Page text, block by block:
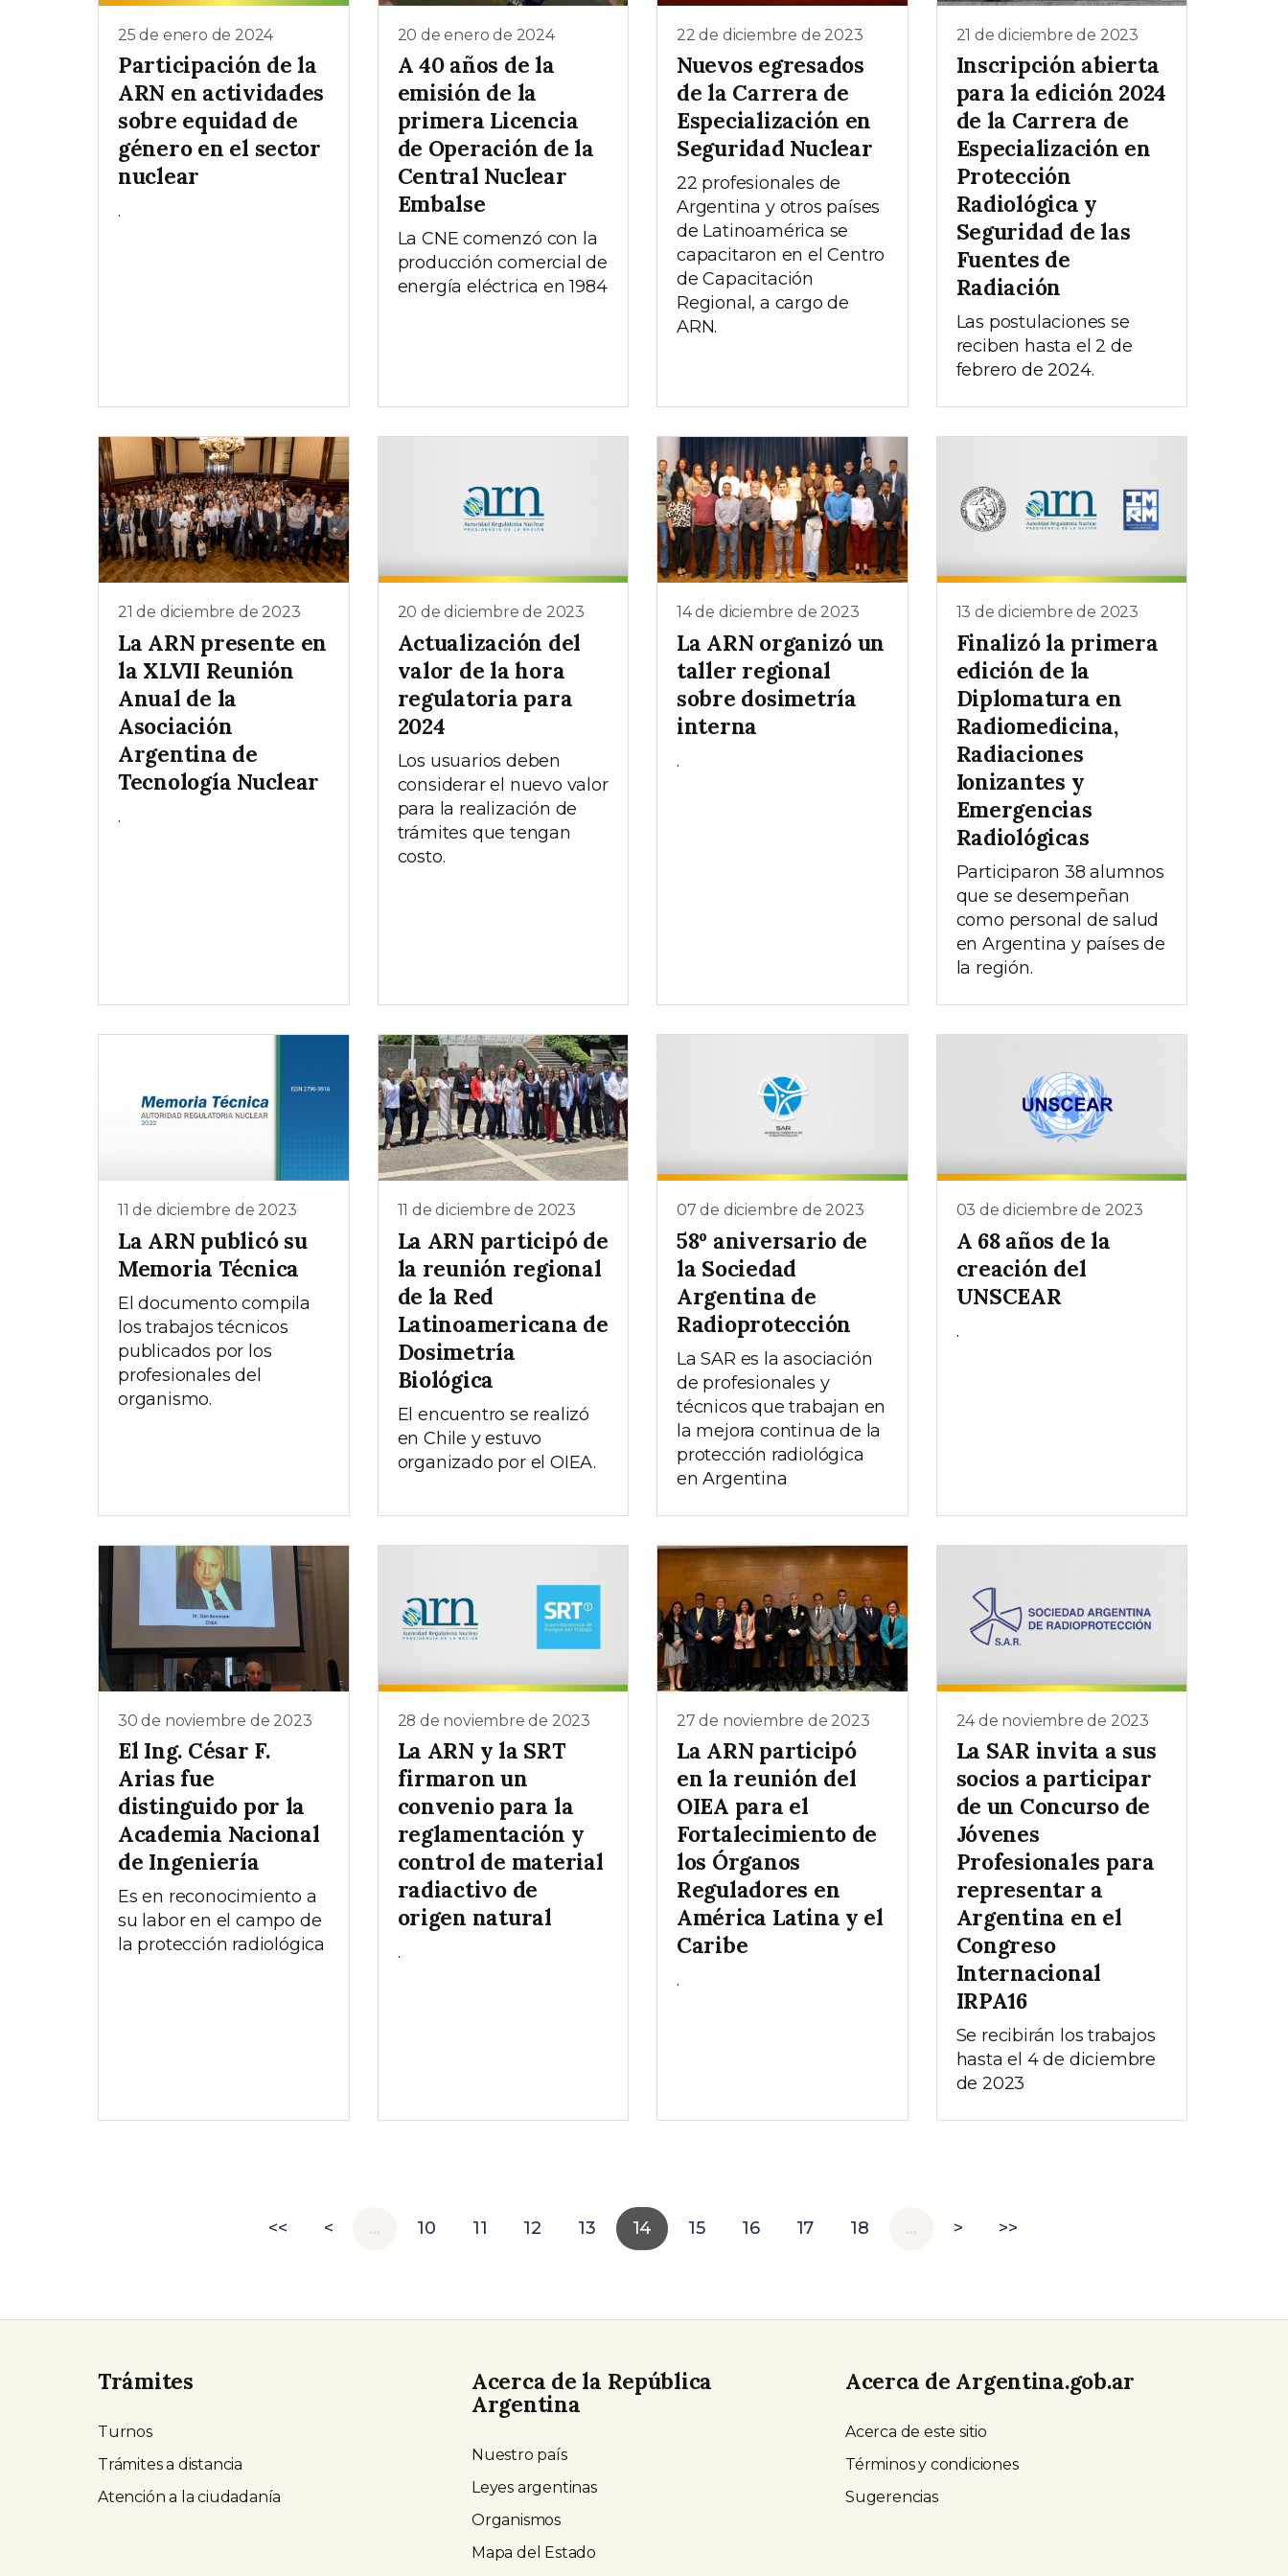
25 de enero de 2024
Participación de la
ARN en actividades
sobre equidad de
género en el sector
nuclear
.
20 de enero de 2024
A 40 años de la
emisión de la
primera Licencia
de Operación de la
Central Nuclear
Embalse
La CNE comenzó con la
producción comercial de
energía eléctrica en 1984
22 de diciembre de 2023
Nuevos egresados
de la Carrera de
Especialización en
Seguridad Nuclear
22 profesionales de
Argentina y otros países
de Latinoamérica se
capacitaron en el Centro
de Capacitación
Regional, a cargo de
ARN.
21 de diciembre de 2023
Inscripción abierta
para la edición 2024
de la Carrera de
Especialización en
Protección
Radiológica y
Seguridad de las
Fuentes de
Radiación
Las postulaciones se
reciben hasta el 2 de
febrero de 2024.
21 de diciembre de 2023
La ARN presente en
la XLVII Reunión
Anual de la
Asociación
Argentina de
Tecnología Nuclear
.
20 de diciembre de 2023
Actualización del
valor de la hora
regulatoria para
2024
Los usuarios deben
considerar el nuevo valor
para la realización de
trámites que tengan
costo.
14 de diciembre de 2023
La ARN organizó un
taller regional
sobre dosimetría
interna
.
13 de diciembre de 2023
Finalizó la primera
edición de la
Diplomatura en
Radiomedicina,
Radiaciones
Ionizantes y
Emergencias
Radiológicas
Participaron 38 alumnos
que se desempeñan
como personal de salud
en Argentina y países de
la región.
11 de diciembre de 2023
La ARN publicó su
Memoria Técnica
El documento compila
los trabajos técnicos
publicados por los
profesionales del
organismo.
11 de diciembre de 2023
La ARN participó de
la reunión regional
de la Red
Latinoamericana de
Dosimetría
Biológica
El encuentro se realizó
en Chile y estuvo
organizado por el OIEA.
07 de diciembre de 2023
58º aniversario de
la Sociedad
Argentina de
Radioprotección
La SAR es la asociación
de profesionales y
técnicos que trabajan en
la mejora continua de la
protección radiológica
en Argentina
03 de diciembre de 2023
A 68 años de la
creación del
UNSCEAR
.
30 de noviembre de 2023
El Ing. César F.
Arias fue
distinguido por la
Academia Nacional
de Ingeniería
Es en reconocimiento a
su labor en el campo de
la protección radiológica
28 de noviembre de 2023
La ARN y la SRT
firmaron un
convenio para la
reglamentación y
control de material
radiactivo de
origen natural
.
27 de noviembre de 2023
La ARN participó
en la reunión del
OIEA para el
Fortalecimiento de
los Órganos
Reguladores en
América Latina y el
Caribe
.
24 de noviembre de 2023
La SAR invita a sus
socios a participar
de un Concurso de
Jóvenes
Profesionales para
representar a
Argentina en el
Congreso
Internacional
IRPA16
Se recibirán los trabajos
hasta el 4 de diciembre
de 2023
<< < … 10 11 12 13 14 15 16 17 18 … > >>
Trámites
Turnos
Trámites a distancia
Atención a la ciudadanía
Acerca de la República
Argentina
Nuestro país
Leyes argentinas
Organismos
Mapa del Estado
Acerca de Argentina.gob.ar
Acerca de este sitio
Términos y condiciones
Sugerencias